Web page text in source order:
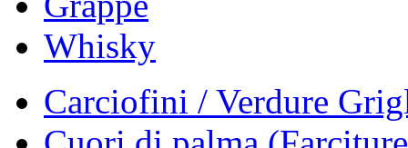
Whisky
Carciofini / Verdure